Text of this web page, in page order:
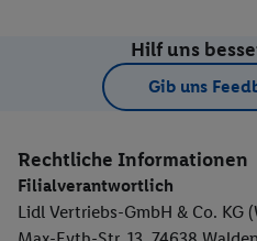
Hilf uns
Gib uns
Rechtliche Informationen
Filialverantwortlich
Lidl Vertriebs-GmbH & Co. KG